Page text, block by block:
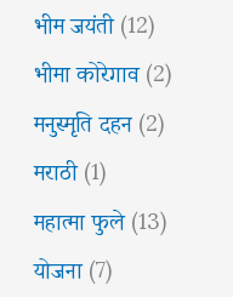
भीम जयंती(12)
भीमा कोरेगाव(2)
मनुस्मृति दहन(2)
मराठी(1)
महात्मा फुले(13)
योजना(7)